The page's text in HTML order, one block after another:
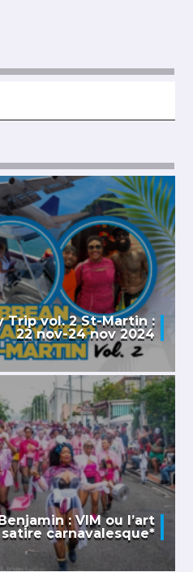
Trip vol. 2 St-Martin :
22 nov-24 nov 2024
: VIM ou l’art
carnavalesque*